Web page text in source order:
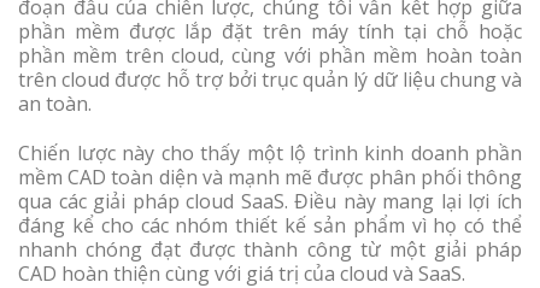
đoạn đầu của chiến lược, chúng tôi vẫn kết hợp giữa
phần mềm được lắp đặt trên máy tính tại chỗ hoặc
phần mềm trên cloud, cùng với phần mềm hoàn toàn
trên cloud được hỗ trợ bởi trục quản lý dữ liệu chung và
an toàn.
Chiến lược này cho thấy một lộ trình kinh doanh phần
mềm CAD toàn diện và mạnh mẽ được phân phối thông
qua các giải pháp cloud SaaS. Điều này mang lại lợi ích
đáng kể cho các nhóm thiết kế sản phẩm vì họ có thể
nhanh chóng đạt được thành công từ một giải pháp
CAD hoàn thiện cùng với giá trị của cloud và SaaS.